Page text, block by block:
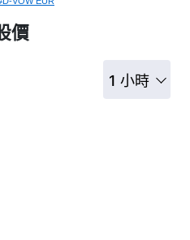
價
1 小時